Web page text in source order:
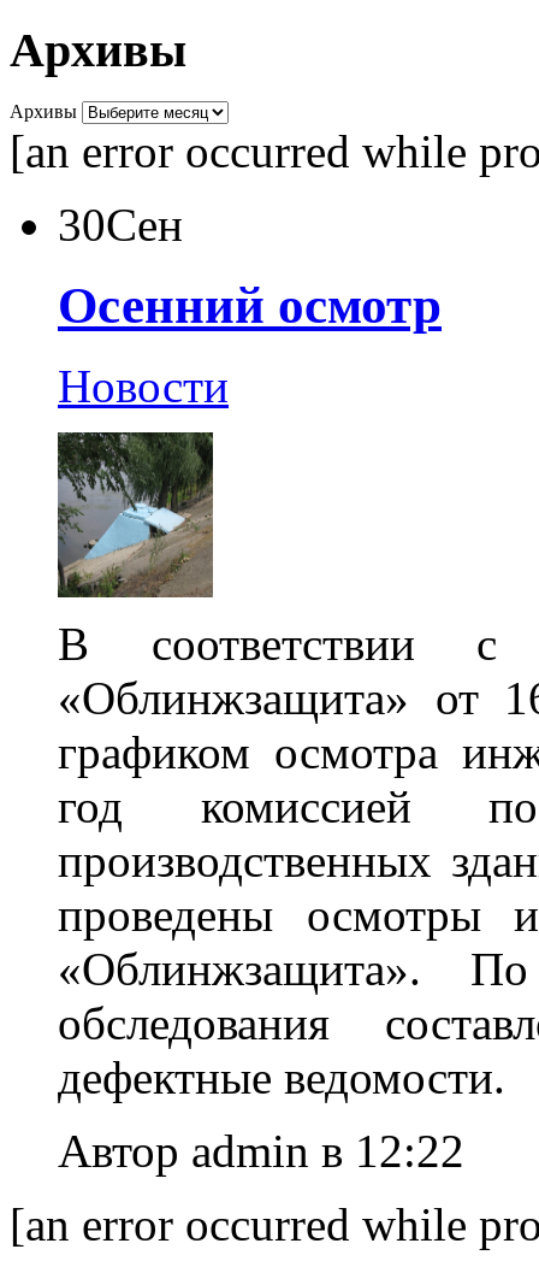
Архивы
Архивы
[an error occurred while
30Сен
Осенний осмотр
Новости
В соответствии с
«Облинжзащита» от
графиком осмотра
год комиссией
производственных
проведены осмотры
«Облинжзащита». По
обследования
дефектные ведомости.
Автор admin в 12:22
[an error occurred while